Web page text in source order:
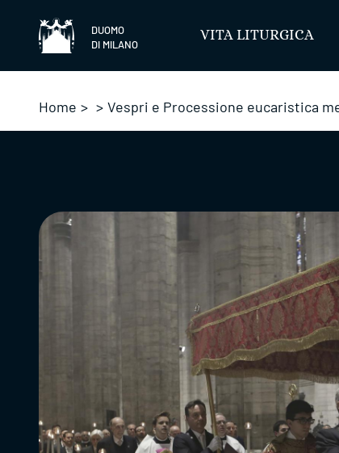
DUOMO
DI MILANO
VITA LITURGICA
Home > > Vespri e Processione eucaristica